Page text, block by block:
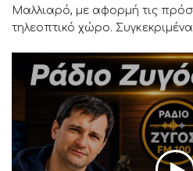
Μαλλιαρό, με αφορμή τις
τηλεοπτικό χώρο.